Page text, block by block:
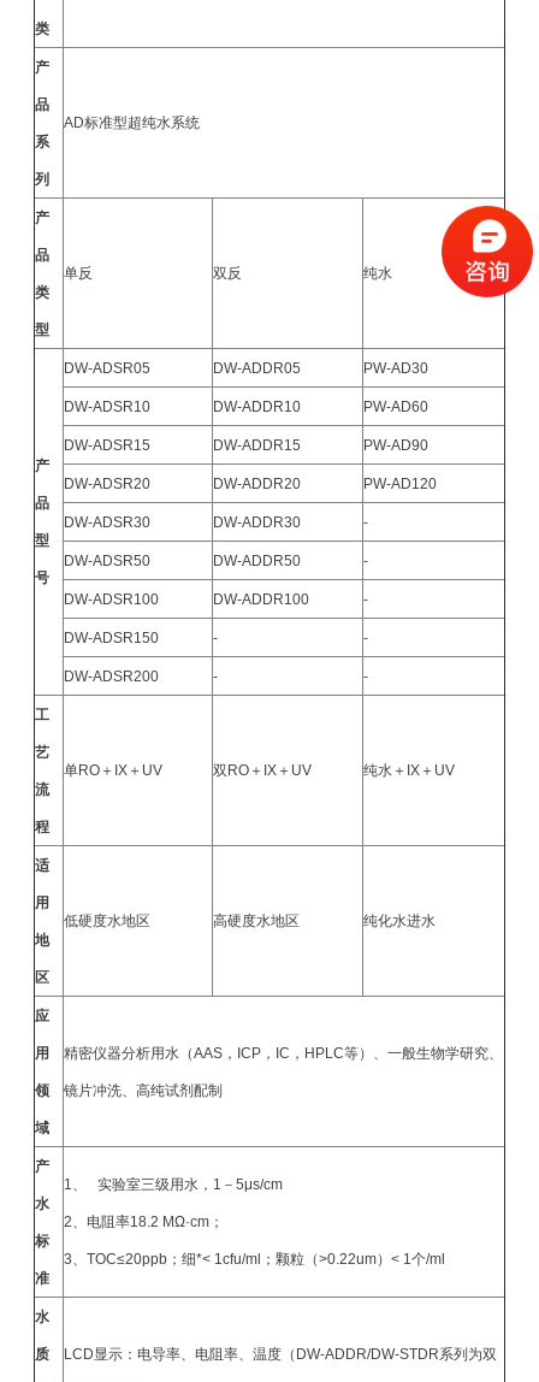
类
产
品
系
列
AD标准型超纯水系统
产
品
类
型
单反 双反 纯水
产
品
型
号
DW-ADSR05 DW-ADDR05 PW-AD30
DW-ADSR10 DW-ADDR10 PW-AD60
DW-ADSR15 DW-ADDR15 PW-AD90
DW-ADSR20 DW-ADDR20 PW-AD120
DW-ADSR30 DW-ADDR30 -
DW-ADSR50 DW-ADDR50 -
DW-ADSR100 DW-ADDR100 -
DW-ADSR150 - -
DW-ADSR200 - -
工
艺
流
程
单RO＋IX＋UV 双RO＋IX＋UV 纯水＋IX＋UV
适
用
地
区
低硬度水地区 高硬度水地区 纯化水进水
应
用
领
域
精密仪器分析用水（AAS，ICP，IC，HPLC等）、一般生物学研究、
镜片冲洗、高纯试剂配制
产
水
标
准
1、 实验室三级用水，1－5μs/cm
2、电阻率18.2 MΩ·cm；
3、TOC≤20ppb；细*< 1cfu/ml；颗粒（>0.22um）< 1个/ml
水
质 LCD显示：电导率、电阻率、温度（DW-ADDR/DW-STDR系列为双